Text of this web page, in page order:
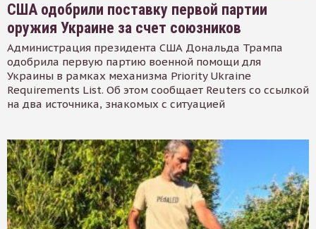
США одобрили поставку первой партии
оружия Украине за счет союзников
Администрация президента США Дональда Трампа
одобрила первую партию военной помощи для
Украины в рамках механизма Priority Ukraine
Requirements List. Об этом сообщает Reuters со ссылкой
на два источника, знакомых с ситуацией